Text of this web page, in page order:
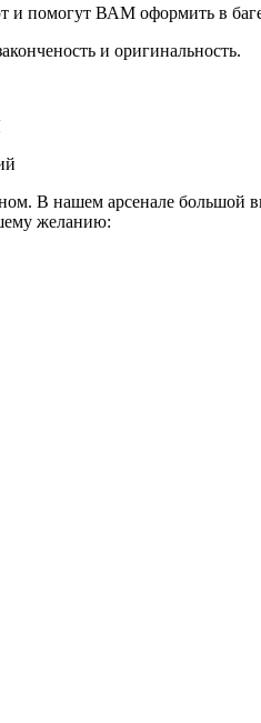
и помогут ВАМ оформить в
и оригинальность.
В нашем арсенале большой
желанию: